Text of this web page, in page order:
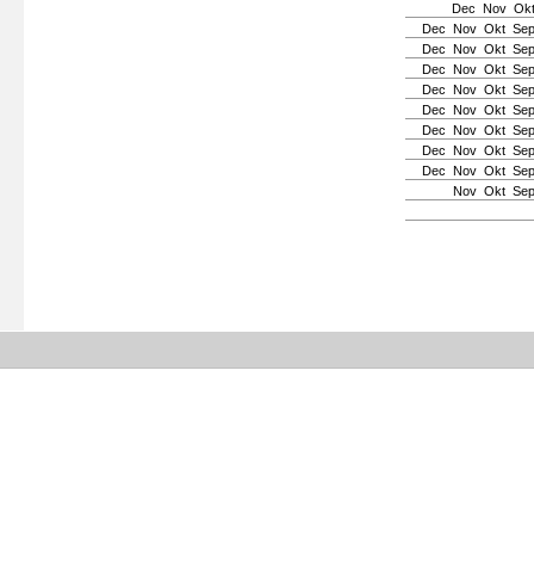
Dec Nov Okt
Dec Nov Okt Sep
Dec Nov Okt Sep
Dec Nov Okt Sep
Dec Nov Okt Sep
Dec Nov Okt Sep
Dec Nov Okt Sep
Dec Nov Okt Sep
Dec Nov Okt Sep
Nov Okt Sep